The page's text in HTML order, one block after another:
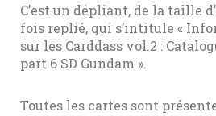
C’est un dépliant, de la taille
fois replié, qui s’intitule «
sur les Carddass vol.2 :
part 6 SD Gundam ».
Toutes les cartes sont